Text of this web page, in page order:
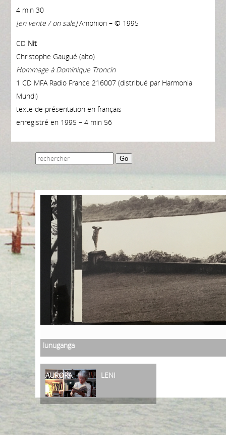
4 min 30
[en vente / on sale]Amphion – © 1995
CD Nit
Christophe Gaugué (alto)
Hommage à Dominique Troncin
1 CD MFA Radio France 216007 (distribué par Harmonia
Mundi)
texte de présentation en français
enregistré en 1995 – 4 min 56
Go
lunuganga
AURORA LENI